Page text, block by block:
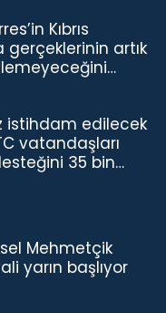
Kıbrıs
gerçeklerinin artık
istihdam edilecek
vatandaşları
35 bin
Mehmetçik
yarın başlıyor